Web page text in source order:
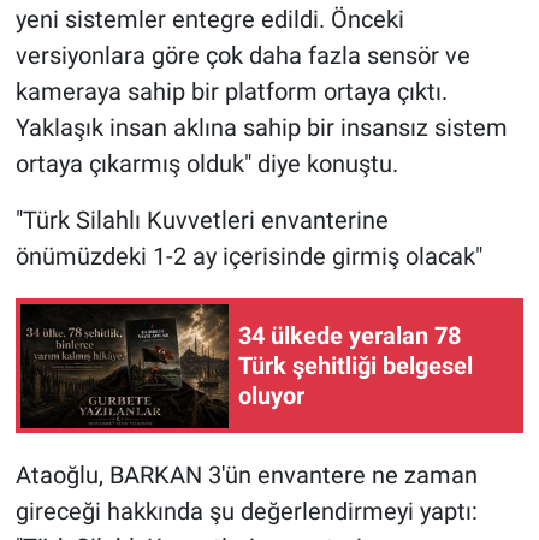
yeni sistemler entegre edildi. Önceki
versiyonlara göre çok daha fazla sensör ve
kameraya sahip bir platform ortaya çıktı.
Yaklaşık insan aklına sahip bir insansız sistem
ortaya çıkarmış olduk" diye konuştu.
"Türk Silahlı Kuvvetleri envanterine
önümüzdeki 1-2 ay içerisinde girmiş olacak"
34 ülkede yeralan 78
Türk şehitliği belgesel
oluyor
Ataoğlu, BARKAN 3'ün envantere ne zaman
gireceği hakkında şu değerlendirmeyi yaptı: